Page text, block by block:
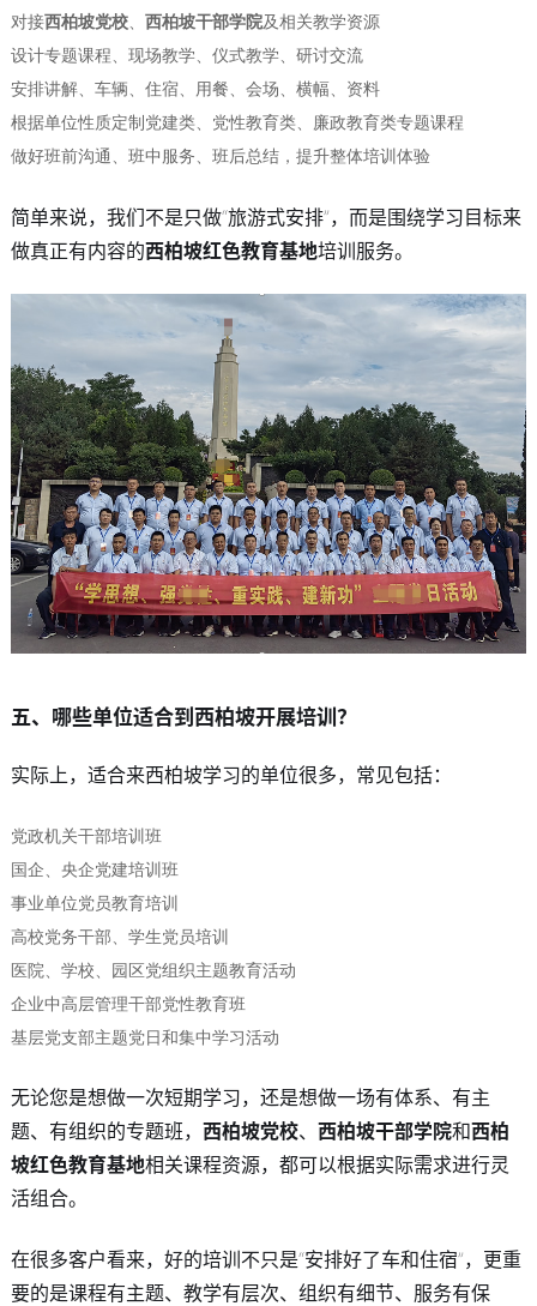
对接西柏坡党校、 西柏坡干部学院及相关教学资源
设计专题课程、现场教学、仪式教学、研讨交流
安排讲解、车辆、住宿、用餐、会场、横幅、资料
根据单位性质定制党建类、党性教育类、廉政教育类专题课程
做好班前沟通、班中服务、班后总结，提升整体培训体验
简单来说，我们不是只做“旅游式安排”，而是围绕学习目标来
做真正有内容的西柏坡红色教育基地培训服务。
五、哪些单位适合到西柏坡开展培训？
实际上，适合来西柏坡学习的单位很多，常见包括：
党政机关干部培训班
国企、央企党建培训班
事业单位党员教育培训
高校党务干部、学生党员培训
医院、学校、园区党组织主题教育活动
企业中高层管理干部党性教育班
基层党支部主题党日和集中学习活动
无论您是想做一次短期学习，还是想做一场有体系、有主
题、有组织的专题班， 西柏坡党校、 西柏坡干部学院和西柏
坡红色教育基地相关课程资源，都可以根据实际需求进行灵
活组合。
在很多客户看来，好的培训不只是“安排好了车和住宿”，更重
要的是课程有主题、教学有层次、组织有细节、服务有保